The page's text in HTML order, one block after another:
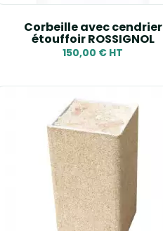
Corbeille avec cendrier
étouffoir ROSSIGNOL
150,00 € HT